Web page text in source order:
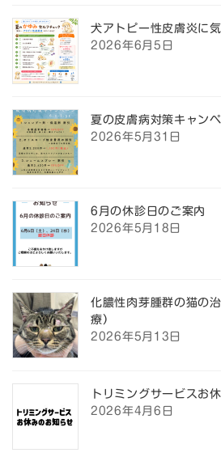
犬アトピー性皮膚炎に
2026年6月5日
夏の皮膚病対策キャン
2026年5月31日
6月の休診日のご案内
2026年5月18日
化膿性肉芽腫群の猫の
療）
2026年5月13日
トリミングサービスお
2026年4月6日